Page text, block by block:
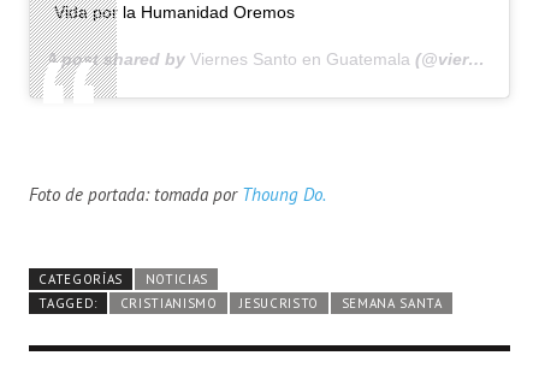
Vida por la Humanidad Oremos
A post shared byViernes Santo en Guatemala (@viernesantoenguatemala) on
Foto de portada: tomada por Thoung Do.
CATEGORÍAS
NOTICIAS
TAGGED:
CRISTIANISMO JESUCRISTO SEMANA SANTA